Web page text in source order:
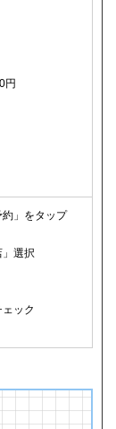
円
」をタップ
選択
ック